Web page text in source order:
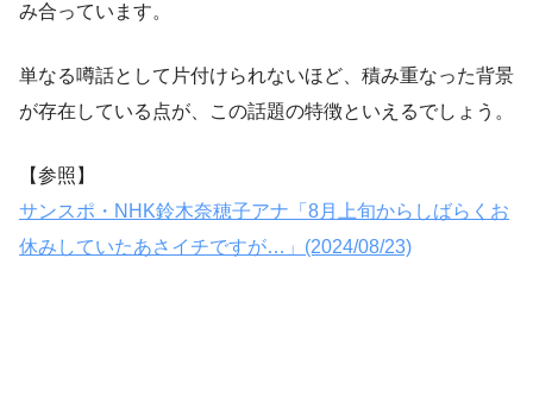
み合っています。
単なる噂話として片付けられないほど、積み重なった背景
が存在している点が、この話題の特徴といえるでしょう。
【参照】
サンスポ・NHK鈴木奈穂子アナ「8月上旬からしばらくお
休みしていたあさイチですが…」(2024/08/23)